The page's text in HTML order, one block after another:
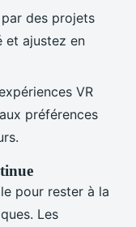
des projets
et ajustez en
VR
préférences
pour rester à la
Les